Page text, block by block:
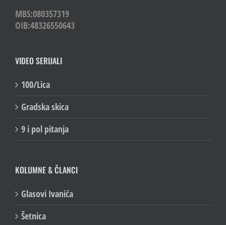
MBS:080357319
OIB:48326550643
VIDEO SERIJALI
100/Lica
Gradska skica
9 i pol pitanja
KOLUMNE & ČLANCI
Glasovi Ivanića
Šetnica